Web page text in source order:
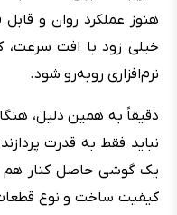
هنوز عملکرد روان و قابل
خیلی زود با افت سرعت،
نرم‌افزاری روبه‌رو شود.
دقیقاً به همین دلیل،
نباید فقط به قدرت
یک گوشی حاصل کنار هم
کیفیت ساخت و نوع قطعات